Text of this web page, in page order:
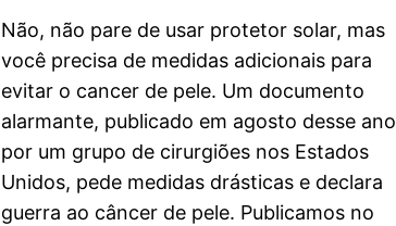
Não, não pare de usar protetor solar, mas
você precisa de medidas adicionais para
evitar o cancer de pele. Um documento
alarmante, publicado em agosto desse ano
por um grupo de cirurgiões nos Estados
Unidos, pede medidas drásticas e declara
guerra ao câncer de pele. Publicamos no